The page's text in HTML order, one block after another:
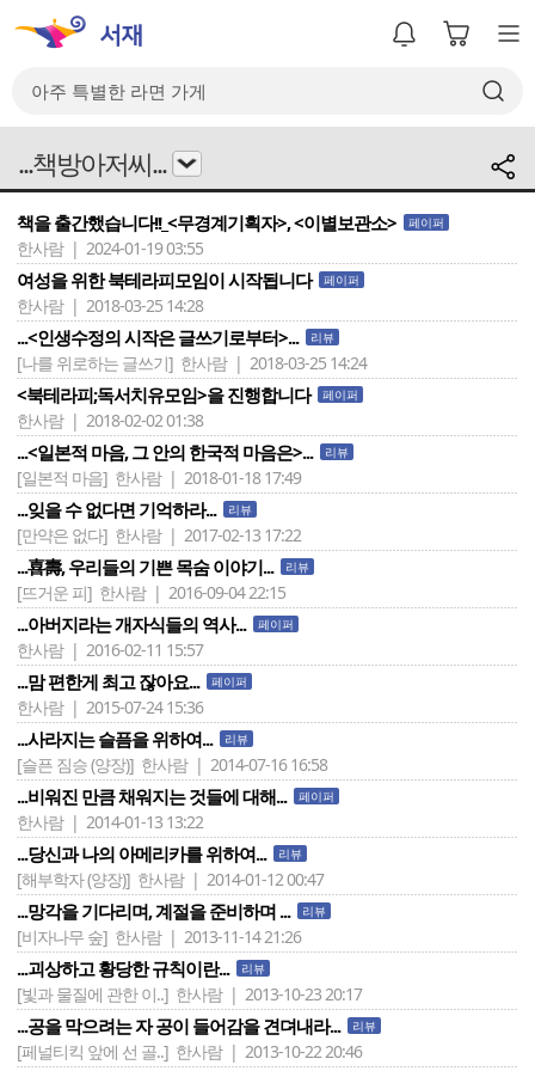
...책방아저씨...
책을 출간했습니다!!_<무경계기획자>, <이별보관소> 페이퍼
한사람 | 2024-01-19 03:55
여성을 위한 북테라피모임이 시작됩니다 페이퍼
한사람 | 2018-03-25 14:28
...<인생수정의 시작은 글쓰기로부터>... 리뷰
[나를 위로하는 글쓰기] 한사람 | 2018-03-25 14:24
<북테라피;독서치유모임>을 진행합니다 페이퍼
한사람 | 2018-02-02 01:38
...<일본적 마음, 그 안의 한국적 마음은>... 리뷰
[일본적 마음] 한사람 | 2018-01-18 17:49
...잊을 수 없다면 기억하라... 리뷰
[만약은 없다] 한사람 | 2017-02-13 17:22
...喜壽, 우리들의 기쁜 목숨 이야기... 리뷰
[뜨거운 피] 한사람 | 2016-09-04 22:15
...아버지라는 개자식들의 역사... 페이퍼
한사람 | 2016-02-11 15:57
...맘 편한게 최고 잖아요... 페이퍼
한사람 | 2015-07-24 15:36
...사라지는 슬픔을 위하여... 리뷰
[슬픈 짐승 (양장)] 한사람 | 2014-07-16 16:58
...비워진 만큼 채워지는 것들에 대해... 페이퍼
한사람 | 2014-01-13 13:22
...당신과 나의 아메리카를 위하여... 리뷰
[해부학자 (양장)] 한사람 | 2014-01-12 00:47
...망각을 기다리며, 계절을 준비하며 ... 리뷰
[비자나무 숲] 한사람 | 2013-11-14 21:26
...괴상하고 황당한 규칙이란... 리뷰
[빛과 물질에 관한 이..] 한사람 | 2013-10-23 20:17
...공을 막으려는 자 공이 들어감을 견뎌내라... 리뷰
[페널티킥 앞에 선 골..] 한사람 | 2013-10-22 20:46